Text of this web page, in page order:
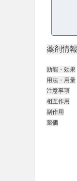
薬剤情報
効能・効果
用法・用量
注意事項
相互作用
副作用
薬価